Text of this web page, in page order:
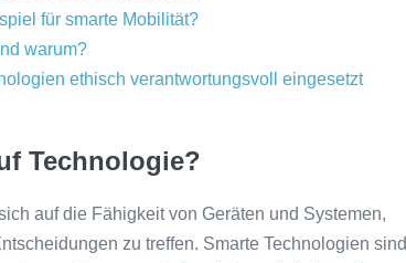
für smarte Mobilität?
warum?
ethisch verantwortungsvoll eingesetzt
Technologie?
auf die Fähigkeit von Geräten und Systemen,
zu treffen. Smarte Technologien sind